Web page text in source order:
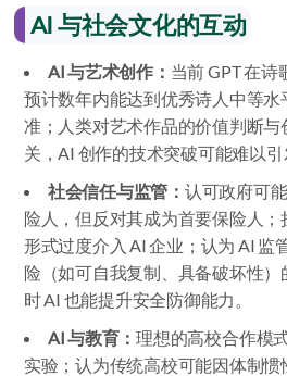
AI 与社会文化的互动
AI 与艺术创作： 当前 GPT 在诗
预计数年内能达到优秀诗人中等
准；人类对艺术作品的价值判断
关，AI 创作的技术突破可能难以引
社会信任与监管： 认可政府可
险人，但反对其成为首要保险人
形式过度介入 AI 企业；认为 AI 监
险（如可自我复制、具备破坏性）
时 AI 也能提升安全防御能力。
AI 与教育：理想的高校合作模
实验；认为传统高校可能因体制